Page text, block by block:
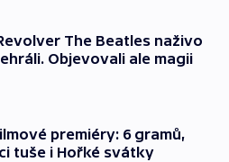
The Beatles naživo
Objevovali ale magii
premiéry: 6 gramů,
tuše i Hořké svátky